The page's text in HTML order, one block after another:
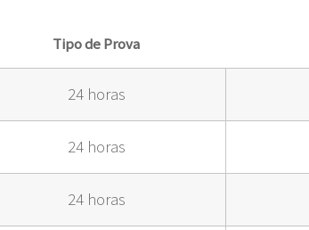
Tipo de Prova
24 horas
24 horas
24 horas